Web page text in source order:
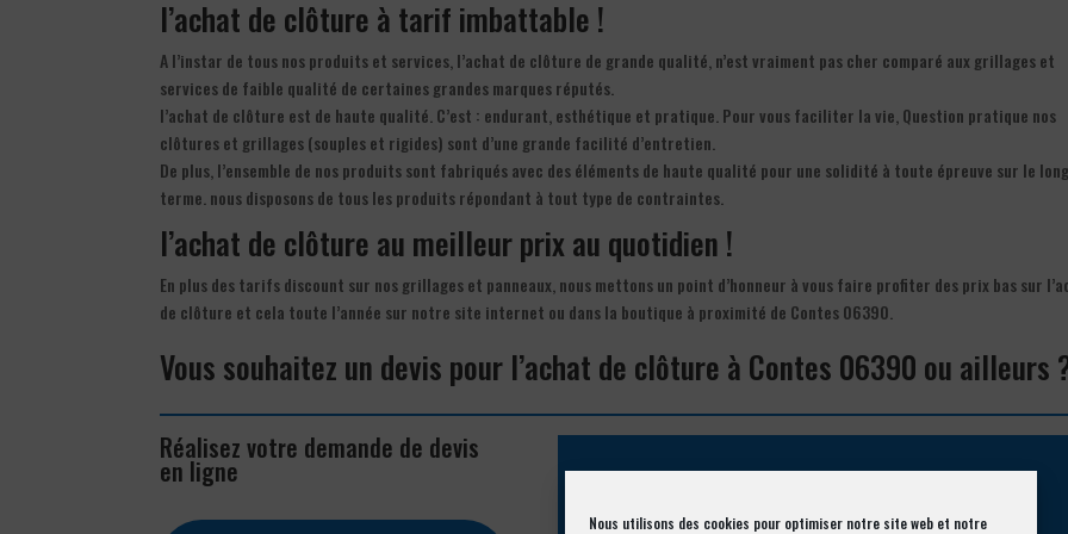
Nous utilisons des cookies pour optimiser notre site web et notre
l’achat de clôture à tarif imbattable !
A l’instar de tous nos produits et services, l’achat de clôture de grande qualité, n’est vraiment pas cher comparé aux grillages et
services de faible qualité de certaines grandes marques réputés.
l’achat de clôture est de haute qualité. C’est : endurant, esthétique et pratique. Pour vous faciliter la vie, Question pratique nos
clôtures et grillages (souples et rigides) sont d’une grande facilité d’entretien.
De plus, l’ensemble de nos produits sont fabriqués avec des éléments de haute qualité pour une solidité à toute épreuve sur le long
terme. nous disposons de tous les produits répondant à tout type de contraintes.
l’achat de clôture au meilleur prix au quotidien !
En plus des tarifs discount sur nos grillages et panneaux, nous mettons un point d’honneur à vous faire profiter des prix bas sur
de clôture et cela toute l’année sur notre site internet ou dans la boutique à proximité de Contes 06390.
Vous souhaitez un devis pour l’achat de clôture à Contes 06390 ou ailleurs
Réalisez votre demande de devis
en ligne